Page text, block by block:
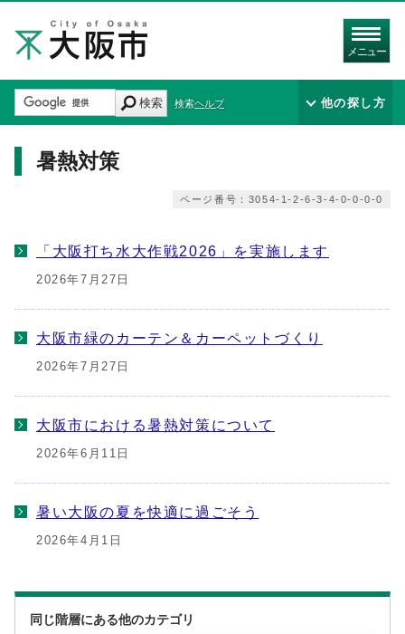
メニュー
検索 検索ヘルプ 他の探し方
暑熱対策
ページ番号：3054-1-2-6-3-4-0-0-0-0
「大阪打ち水大作戦2026」を実施します
2026年7月27日
大阪市緑のカーテン＆カーペットづくり
2026年7月27日
大阪市における暑熱対策について
2026年6月11日
暑い大阪の夏を快適に過ごそう
2026年4月1日
同じ階層にある他のカテゴリ